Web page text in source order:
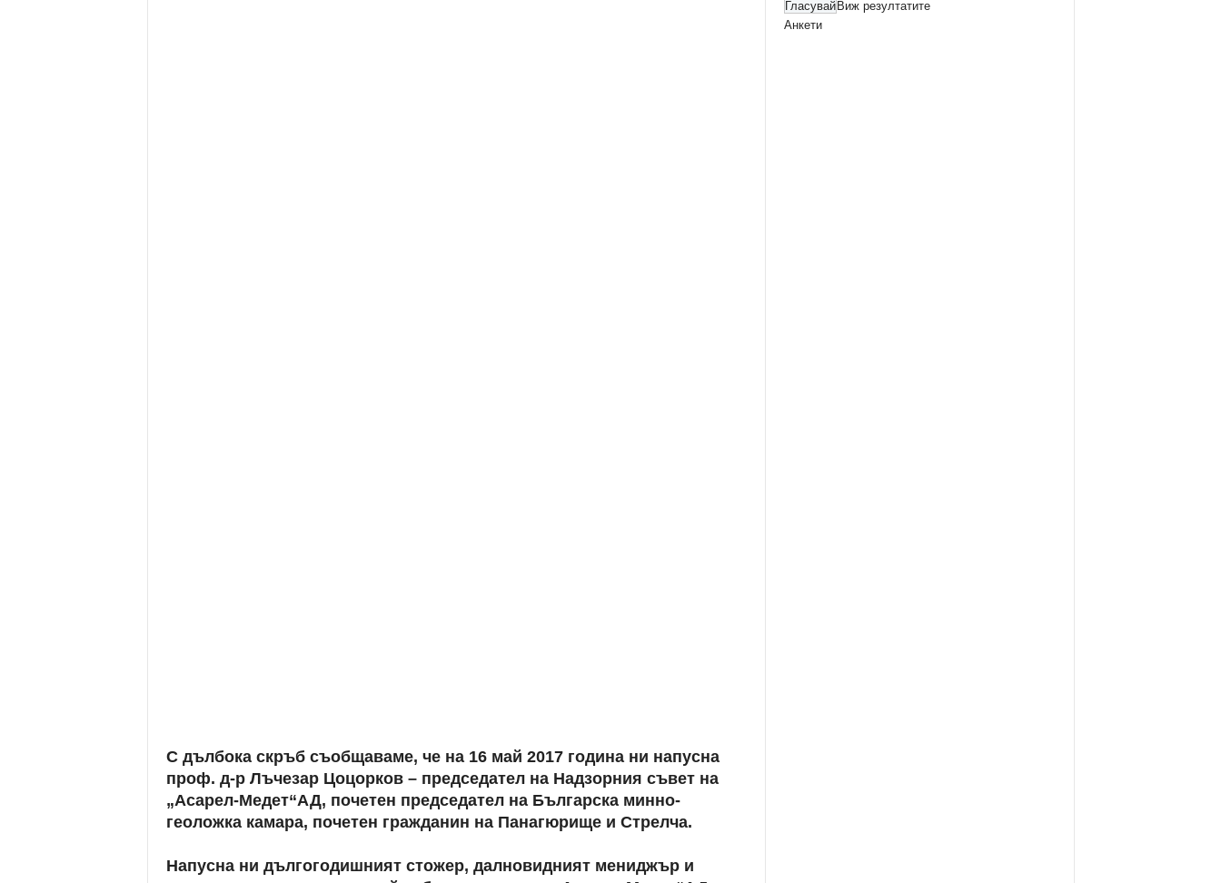
С дълбока скръб съобщаваме, че на 16 май 2017 година ни напусна
проф. д-р Лъчезар Цоцорков – председател на Надзорния съвет на
„Асарел-Медет“АД, почетен председател на Българска минно-
геоложка камара, почетен гражданин на Панагюрище и Стрелча.
Напусна ни дългогодишният стожер, далновидният мениджър и
Виж резултатите
Анкети